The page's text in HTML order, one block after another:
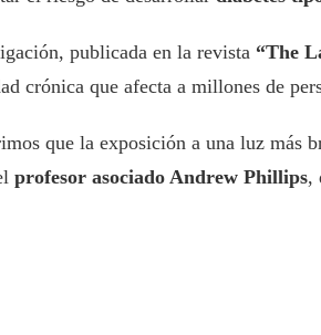
publicada en la revista “The
crónica que afecta a millones de
que la exposición a una luz más
profesor asociado Andrew Phillips,